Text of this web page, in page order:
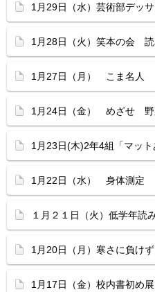
1月29日（水）芸術部デッ
1月28日（火）笑本の会
1月27日（月） こま名人
1月24日（金） めざせ
1月23日(木)2年4組「マット
1月22日（水） 身体測定
１月２１日（火）低学年読
1月20日（月）寒さに負けず
1月17日（金）校内書初め展